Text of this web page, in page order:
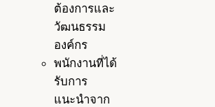
ต้องการและ
วัฒนธรรม
องค์กร
พนักงานที่ได้
รับการ
แนะนำจาก